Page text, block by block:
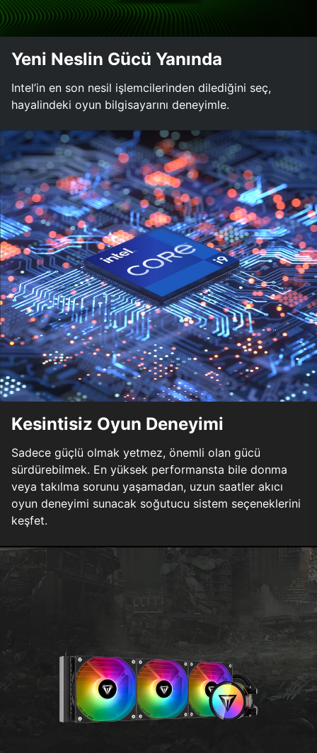
Yeni Neslin Gücü Yanında
Intel’in en son nesil işlemcilerinden dilediğini seç,
hayalindeki oyun bilgisayarını deneyimle.
Kesintisiz Oyun Deneyimi
Sadece güçlü olmak yetmez, önemli olan gücü
sürdürebilmek. En yüksek performansta bile donma
veya takılma sorunu yaşamadan, uzun saatler akıcı
oyun deneyimi sunacak soğutucu sistem seçeneklerini
keşfet.